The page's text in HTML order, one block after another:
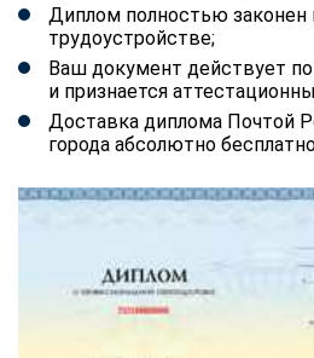
Диплом полностью законен
трудоустройстве;
Ваш документ действует
и признается
Доставка диплома Почтой
города абсолютно